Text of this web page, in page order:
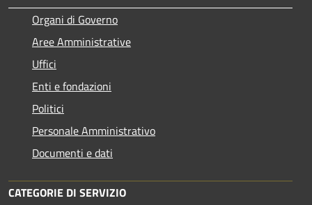
Organi di Governo
Aree Amministrative
Uffici
Enti e fondazioni
Politici
Personale Amministrativo
Documenti e dati
CATEGORIE DI SERVIZIO